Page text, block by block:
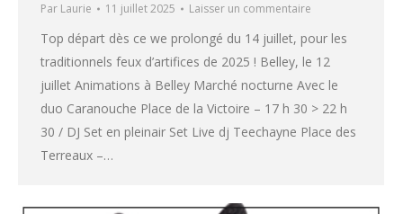
Par Laurie 11 juillet 2025 Laisser un commentaire
Top départ dès ce we prolongé du 14 juillet, pour les
traditionnels feux d’artifices de 2025 ! Belley, le 12
juillet Animations à Belley Marché nocturne Avec le
duo Caranouche Place de la Victoire – 17 h 30 > 22 h
30 / DJ Set en pleinair Set Live dj Teechayne Place des
Terreaux –…